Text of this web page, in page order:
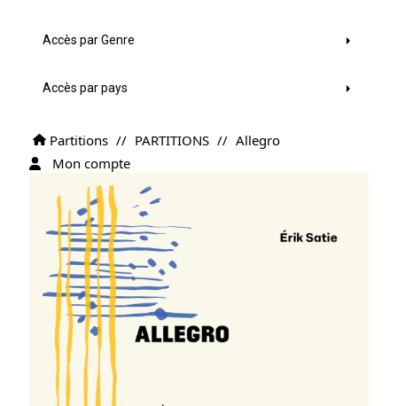
Accès par Genre
Accès par pays
Partitions // PARTITIONS // Allegro
Mon compte